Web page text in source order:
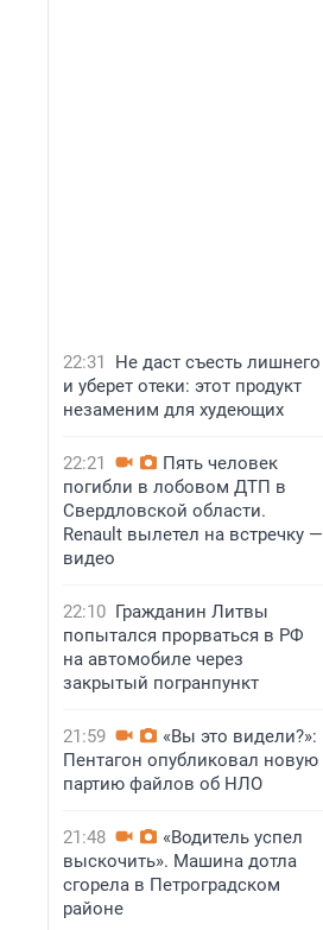
22:31
Не даст съесть лишнего
и уберет отеки: этот продукт
незаменим для худеющих
22:21
Пять человек
погибли в лобовом ДТП в
Свердловской области.
Renault вылетел на встречку —
видео
22:10 Гражданин Литвы
попытался прорваться в РФ
на автомобиле через
закрытый погранпункт
21:59
«Вы это видели?»:
Пентагон опубликовал новую
партию файлов об НЛО
21:48
«Водитель успел
выскочить». Машина дотла
сгорела в Петроградском
районе